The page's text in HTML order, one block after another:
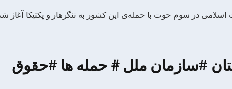
اسلامی در سوم حوت با حمله‌ی این کشور به ننگرهار و پکتیکا آغاز
#سازمان ملل # حمله ها #حقوق